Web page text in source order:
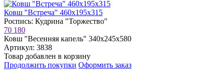
Ковш "Встреча" 460х195х315
Роспись: Кудрина "Торжество"
70 180
Ковш "Весенняя капель" 340х245х580
Артикул: 3838
Товар добавлен в корзину
Продолжить покупки Оформить заказ